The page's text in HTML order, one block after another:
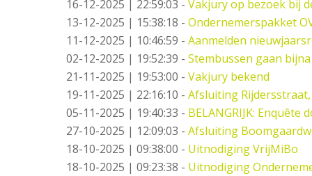
16-12-2025 | 22:59:03 - Vakjury op bezoek bij
13-12-2025 | 15:38:18 - Ondernemerspakket
11-12-2025 | 10:46:59 - Aanmelden
02-12-2025 | 19:52:39 - Stembussen gaan
21-11-2025 | 19:53:00 - Vakjury bekend
19-11-2025 | 22:16:10 - Afsluiting
05-11-2025 | 19:40:33 - BELANGRIJK:
27-10-2025 | 12:09:03 - Afsluiting
18-10-2025 | 09:38:00 - Uitnodiging VrijMiBo
18-10-2025 | 09:23:38 - Uitnodiging